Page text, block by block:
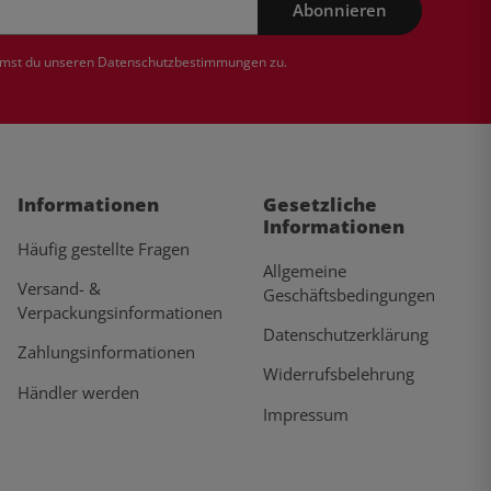
Abonnieren
du unseren Datenschutzbestimmungenzu.
Informationen
Häufig gestellte Fragen
Versand- &
Verpackungsinformationen
Zahlungsinformationen
Händler werden
Gesetzliche
Informationen
Allgemeine
Geschäftsbedingungen
Datenschutzerklärung
Widerrufsbelehrung
Impressum